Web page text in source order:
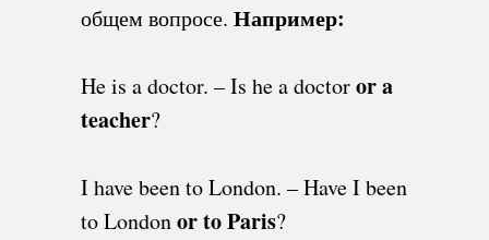
общем вопросе. Например:
He is a doctor. – Is he a doctoror a
teacher?
I have been to London. – Have I been
to Londonor to Paris?